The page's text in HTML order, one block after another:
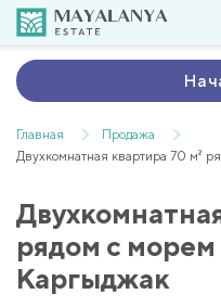
Главная
Продажа
Двухкомнатная квартира 70 м²
рядом с морем
Каргыджак